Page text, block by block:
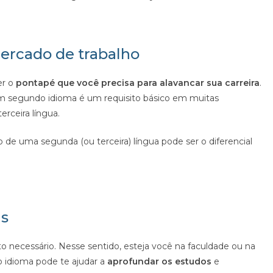
de trabalho
o pontapé que você precisa para alavancar sua carreira.
segundo idioma é um requisito básico em muitas
língua.
uma segunda (ou terceira) língua pode ser o diferencial
Nesse sentido, esteja você na faculdade ou na
pode te ajudar a aprofundar os estudos e